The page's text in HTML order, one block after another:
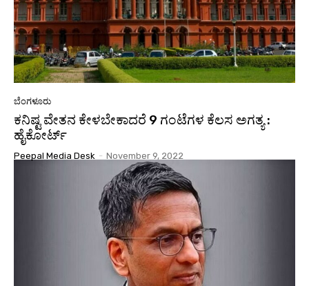
ಬೆಂಗಳೂರು
ಕನಿಷ್ಟ ವೇತನ ಕೇಳಬೇಕಾದರೆ 9 ಗಂಟೆಗಳ ಕೆಲಸ ಅಗತ್ಯ :
ಹೈಕೋರ್ಟ್
Peepal Media Desk - November 9, 2022